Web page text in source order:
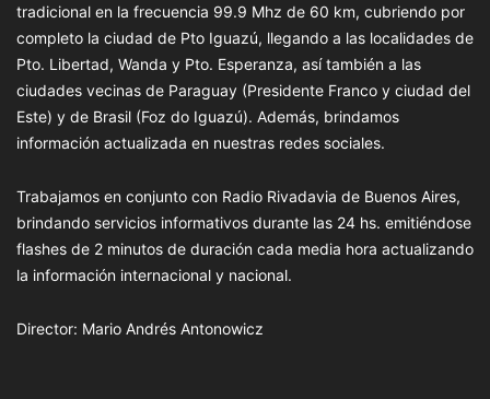
tradicional en la frecuencia 99.9 Mhz de 60 km, cubriendo por
completo la ciudad de Pto Iguazú, llegando a las localidades de
Pto. Libertad, Wanda y Pto. Esperanza, así también a las
ciudades vecinas de Paraguay (Presidente Franco y ciudad del
Este) y de Brasil (Foz do Iguazú). Además, brindamos
información actualizada en nuestras redes sociales.
Trabajamos en conjunto con Radio Rivadavia de Buenos Aires,
brindando servicios informativos durante las 24 hs. emitiéndose
flashes de 2 minutos de duración cada media hora actualizando
la información internacional y nacional.
Director: Mario Andrés Antonowicz